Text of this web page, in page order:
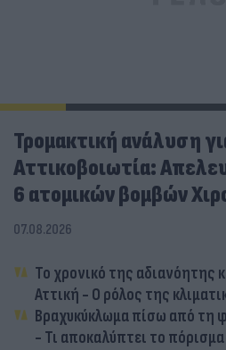
Τρομακτική ανάλυση
Αττικοβοιωτία:
6 ατομικών βομβών
07.08.2026
Το χρονικό της αδιανόητης
Αττική - Ο ρόλος της
Βραχυκύκλωμα πίσω από τη
- Τι αποκαλύπτει το